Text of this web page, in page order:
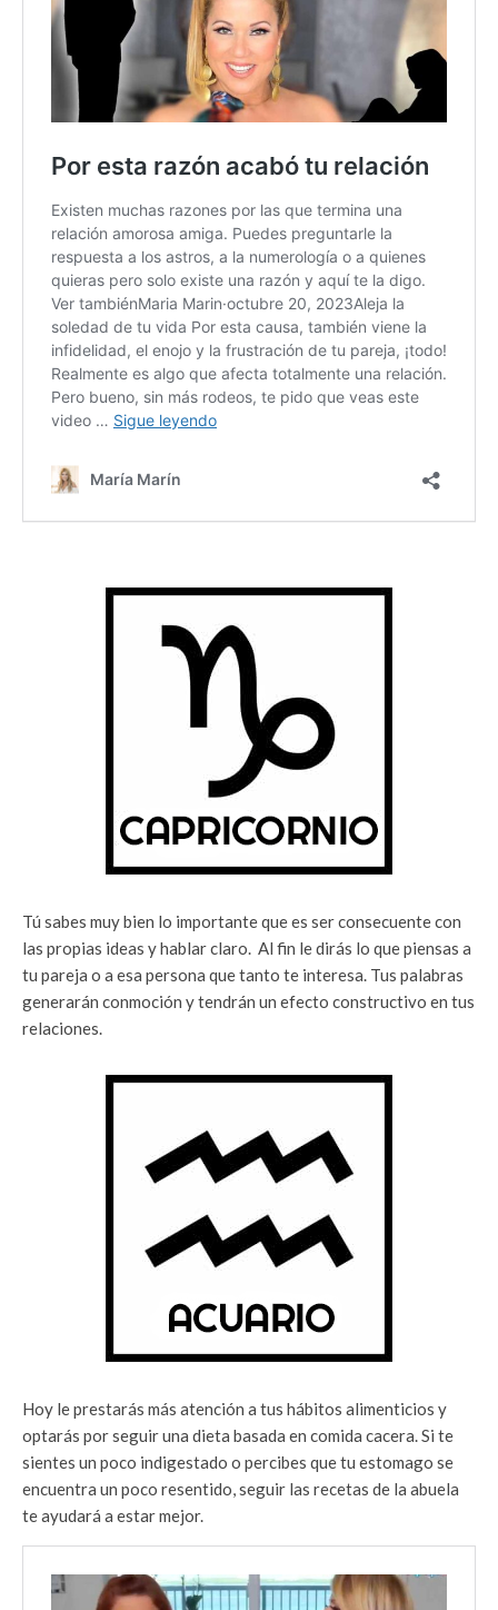
Tú sabes muy bien lo importante que es ser consecuente con
las propias ideas y hablar claro. Al fin le dirás lo que piensas a
tu pareja o a esa persona que tanto te interesa. Tus palabras
generarán conmoción y tendrán un efecto constructivo en tus
relaciones.
Hoy le prestarás más atención a tus hábitos alimenticios y
optarás por seguir una dieta basada en comida cacera. Si te
sientes un poco indigestado o percibes que tu estomago se
encuentra un poco resentido, seguir las recetas de la abuela
te ayudará a estar mejor.